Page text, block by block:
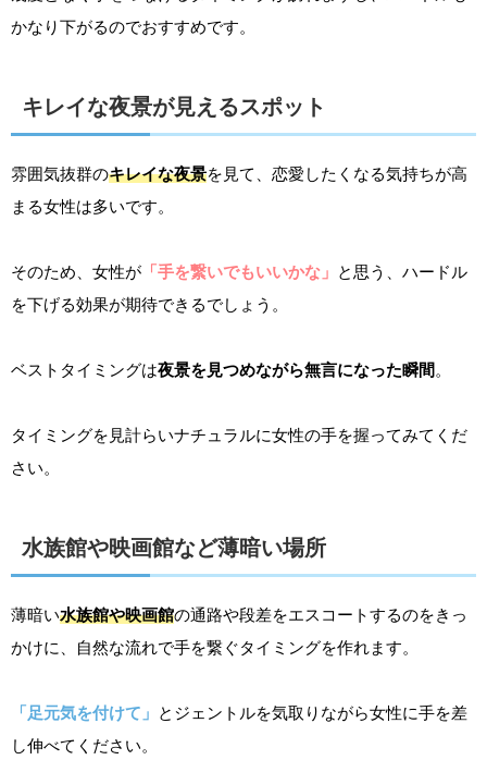
かなり下がるのでおすすめです。
キレイな夜景が見えるスポット
雰囲気抜群のキレイな夜景を見て、恋愛したくなる気持ちが高
まる女性は多いです。
そのため、女性が 「手を繋いでもいいかな」 と思う、ハードル
を下げる効果が期待できるでしょう。
ベストタイミングは夜景を見つめながら無言になった瞬間 。
タイミングを見計らいナチュラルに女性の手を握ってみてくだ
さい。
水族館や映画館など薄暗い場所
薄暗い水族館や映画館の通路や段差をエスコートするのをきっ
かけに、自然な流れで手を繋ぐタイミングを作れます。
「足元気を付けて」 とジェントルを気取りながら女性に手を差
し伸べてください。